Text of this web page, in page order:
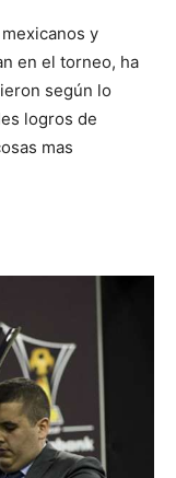
y
en el torneo, ha
según lo
logros de
mas